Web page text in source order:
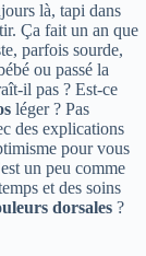
là, tapi dans
Ça fait un an que
parfois sourde,
ou passé la
il pas ? Est-ce
léger ? Pas
des explications
pour vous
un peu comme
et des soins
dorsales ?